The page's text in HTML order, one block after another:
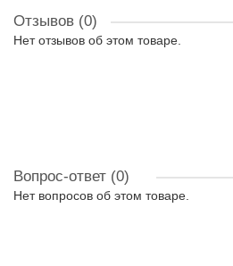
Отзывов (0)
Нет отзывов об этом товаре.
Вопрос-ответ (0)
Нет вопросов об этом товаре.